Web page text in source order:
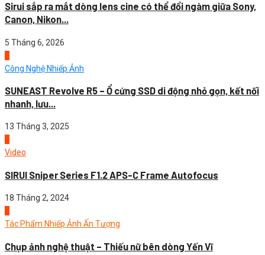
Sirui sắp ra mắt dòng lens cine có thể đổi ngàm giữa Sony,
Canon, Nikon...
5 Tháng 6, 2026
Công Nghệ Nhiếp Ảnh
SUNEAST Revolve R5 – Ổ cứng SSD di động nhỏ gọn, kết nối
nhanh, lưu...
13 Tháng 3, 2025
Video
SIRUI Sniper Series F1.2 APS-C Frame Autofocus
18 Tháng 2, 2024
Tác Phẩm Nhiếp Ảnh Ấn Tượng
Chụp ảnh nghệ thuật – Thiếu nữ bên dòng Yến Vĩ